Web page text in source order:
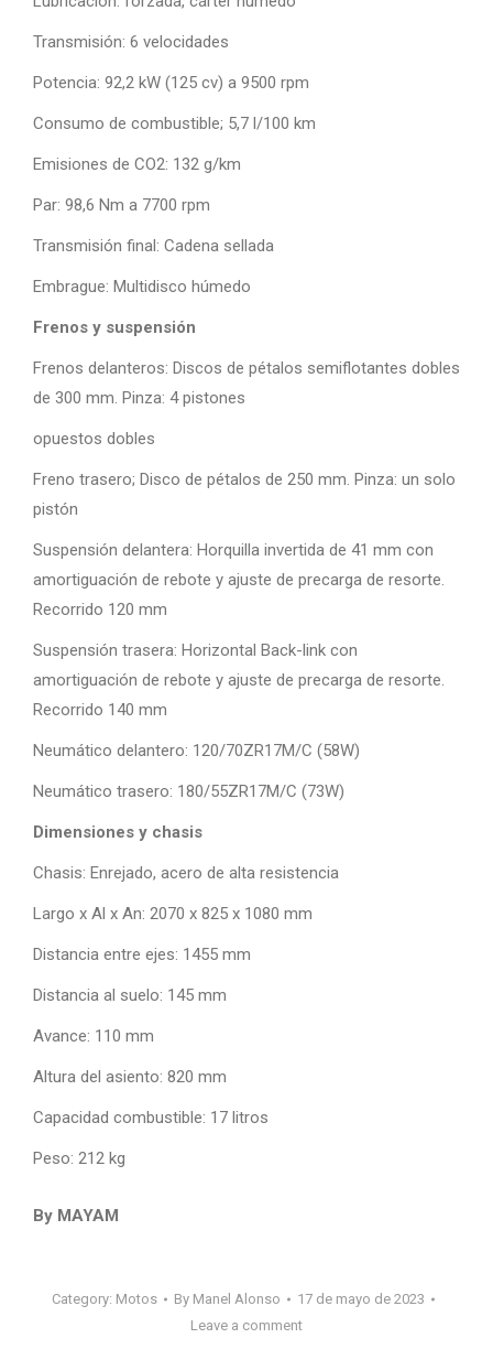
Transmisión: 6 velocidades
Potencia: 92,2 kW (125 cv) a 9500 rpm
Consumo de combustible; 5,7 l/100 km
Emisiones de CO2: 132 g/km
Par: 98,6 Nm a 7700 rpm
Transmisión final: Cadena sellada
Embrague: Multidisco húmedo
Frenos y suspensión
Frenos delanteros: Discos de pétalos semiflotantes dobles
de 300 mm. Pinza: 4 pistones
opuestos dobles
Freno trasero; Disco de pétalos de 250 mm. Pinza: un solo
pistón
Suspensión delantera: Horquilla invertida de 41 mm con
amortiguación de rebote y ajuste de precarga de resorte.
Recorrido 120 mm
Suspensión trasera: Horizontal Back-link con
amortiguación de rebote y ajuste de precarga de resorte.
Recorrido 140 mm
Neumático delantero: 120/70ZR17M/C (58W)
Neumático trasero: 180/55ZR17M/C (73W)
Dimensiones y chasis
Chasis: Enrejado, acero de alta resistencia
Largo x Al x An: 2070 x 825 x 1080 mm
Distancia entre ejes: 1455 mm
Distancia al suelo: 145 mm
Avance: 110 mm
Altura del asiento: 820 mm
Capacidad combustible: 17 litros
Peso: 212 kg
By MAYAM
Category: Motos By Manel Alonso
17 de mayo de 2023
Leave a comment